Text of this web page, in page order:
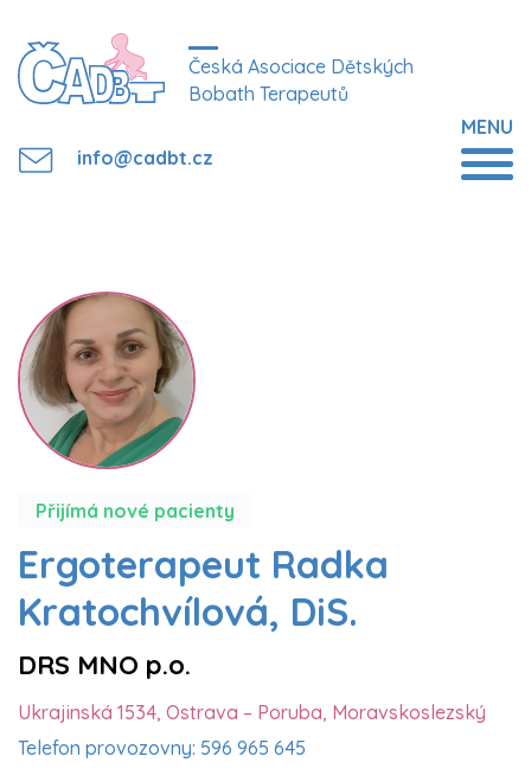
Česká Asociace Dětských
Bobath Terapeutů
info@cadbt.cz
MENU
Přijímá nové pacienty
Ergoterapeut Radka
Kratochvílová, DiS.
DRS MNO p.o.
Ukrajinská 1534, Ostrava – Poruba, Moravskoslezský
Telefon provozovny: 596 965 645